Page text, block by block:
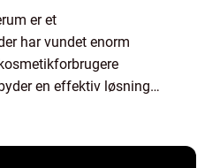
er et
har vundet enorm
en effektiv løsning